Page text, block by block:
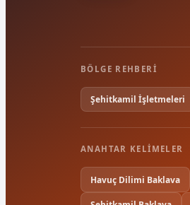
BÖLGE REHBERI
Şehitkamil İşletmeleri
ANAHTAR KELIMELER
Havuç Dilimi Baklava